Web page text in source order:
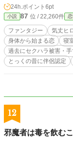
24h.ポイント 6pt
小説 87 位 / 22,260件
ファンタジー 気丈ヒ
身体から始まる恋
寝
過去にセクハラ被害・
とっくの昔に伴侶認定
12
邪魔者は毒を飲む